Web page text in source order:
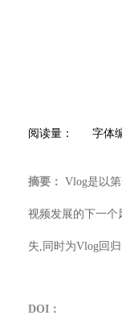
阅读量： 字体
摘要： Vlog是以
视频发展的下一
失,同时为Vlog回
DOI：